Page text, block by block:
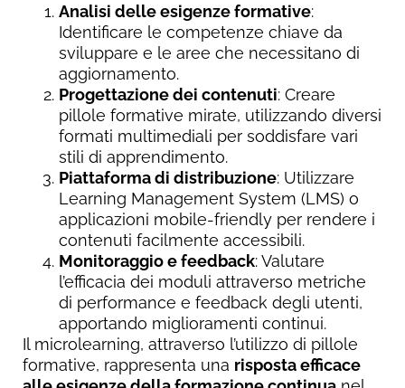
Analisi delle esigenze formative:
Identificare le competenze chiave da
sviluppare e le aree che necessitano di
aggiornamento.
Progettazione dei contenuti: Creare
pillole formative mirate, utilizzando diversi
formati multimediali per soddisfare vari
stili di apprendimento.
Piattaforma di distribuzione: Utilizzare
Learning Management System (LMS) o
applicazioni mobile-friendly per rendere i
contenuti facilmente accessibili.
Monitoraggio e feedback: Valutare
l’efficacia dei moduli attraverso metriche
di performance e feedback degli utenti,
apportando miglioramenti continui.
Il microlearning, attraverso l’utilizzo di pillole
formative, rappresenta una risposta efficace